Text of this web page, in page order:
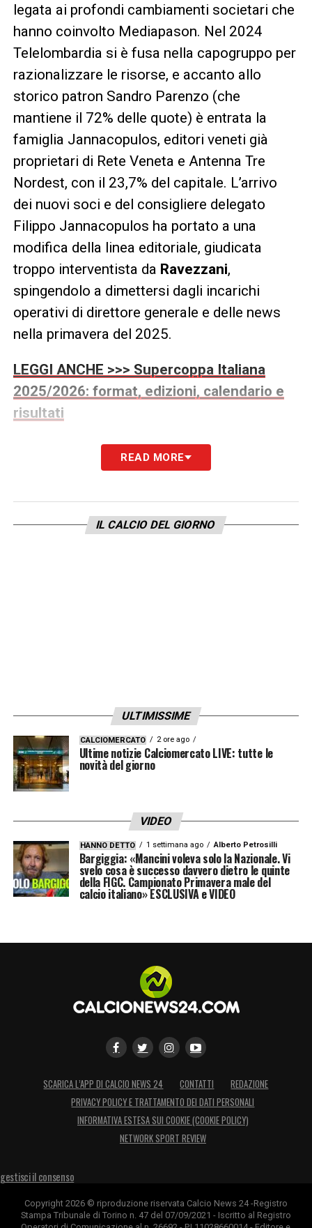
legata ai profondi cambiamenti societari che
hanno coinvolto Mediapason. Nel 2024
Telelombardia si è fusa nella capogruppo per
razionalizzare le risorse, e accanto allo
storico patron Sandro Parenzo (che
mantiene il 72% delle quote) è entrata la
famiglia Jannacopulos, editori veneti già
proprietari di Rete Veneta e Antenna Tre
Nordest, con il 23,7% del capitale. L’arrivo
dei nuovi soci e del consigliere delegato
Filippo Jannacopulos ha portato a una
modifica della linea editoriale, giudicata
troppo interventista da Ravezzani,
spingendolo a dimettersi dagli incarichi
operativi di direttore generale e delle news
nella primavera del 2025.
LEGGI ANCHE >>> Supercoppa Italiana
2025/2026: format, edizioni, calendario e
risultati
Nonostante le dimissioni,Ravezzani
accettato di continuare come responsabile
2026, mantenendo vivo il suo contributo al
gruppo. Contestualmente, ha venduto il suo
emittenti più seguite in Lombardia. Con
l’uscita di
Ravezzani, si chiuderà un
ventennio che ha rivoluzionato il linguaggio
del talk show sportivo in Italia, consolidando
giornalismo televisivo locale.
La partenza diRavezzaninon rappresenta
solo un cambio di testimone, ma la
seguito da generazioni di appassionati e
operatori del settore.
LA PLAYLIST DELLE NOSTRE TOP NEWS
READ MORE
IL CALCIO DEL GIORNO
ULTIMISSIME
CALCIOMERCATO 2 ore ago
Ultime notizie Calciomercato LIVE: tutte le
novità del giorno
VIDEO
HANNO DETTO 1 settimana ago Alberto Petrosilli
Bargiggia: «Mancini voleva solo la Nazionale. Vi
svelo cosa è successo davvero dietro le quinte
della FIGC. Campionato Primavera male del
calcio italiano» ESCLUSIVA e VIDEO
SCARICA L’APP DI CALCIO NEWS 24 CONTATTI
REDAZIONE
PRIVACY POLICY E TRATTAMENTO DEI DATI PERSONALI
INFORMATIVA ESTESA SUI COOKIE (COOKIE POLICY)
NETWORK SPORT REVIEW
gestisci il consenso
Copyright 2026 © riproduzione riservata Calcio News 24 -Registro
Stampa Tribunale di Torino n. 47 del 07/09/2021 - Iscritto al Registro